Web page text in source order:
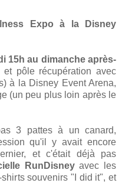
Expo à la Disney
15h au dimanche après-
et pôle récupération avec
à la Disney Event Arena,
(un peu plus loin après le
3 pattes à un canard,
qu'il y avait encore
et c'était déjà pas
RunDisneyavec les
souvenirs "I did it", et